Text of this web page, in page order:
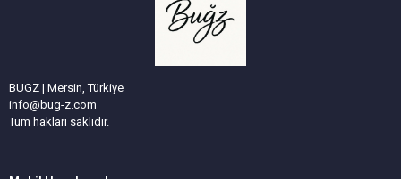
BUGZ | Mersin, Türkiye
info@bug-z.com
Tüm hakları saklıdır.